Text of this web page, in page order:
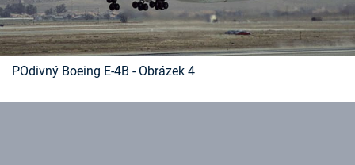
POdivný Boeing E-4B - Obrázek 4